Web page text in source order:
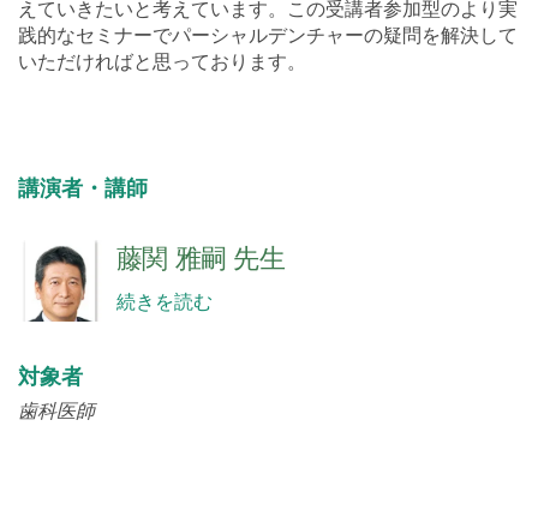
えていきたいと考えています。この受講者参加型のより実
践的なセミナーでパーシャルデンチャーの疑問を解決して
いただければと思っております。
講演者・講師
藤関 雅嗣 先生
続きを読む
対象者
歯科医師